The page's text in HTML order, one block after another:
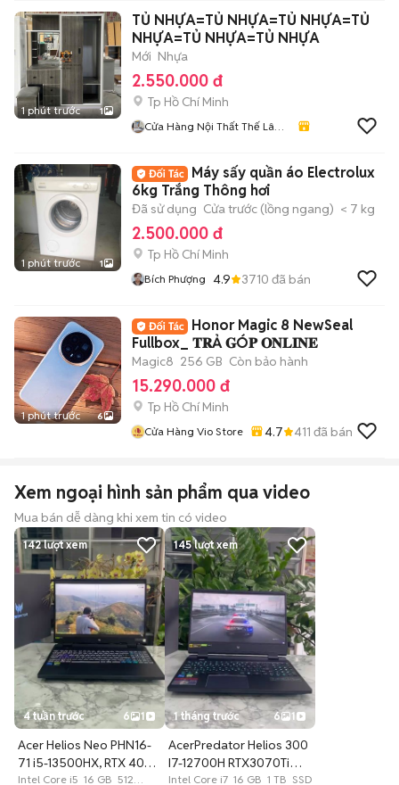
1 phút trước 1
TỦ NHỰA=TỦ NHỰA=TỦ NHỰA=TỦ
NHỰA=TỦ NHỰA=TỦ NHỰA
Mới Nhựa
2.550.000 đ
Tp Hồ Chí Minh
Cửa Hàng Nội Thất Thế Lâm
1 phút trước 1
Máy sấy quần áo Electrolux
6kg Trắng Thông hơi
Đã sử dụng Cửa trước (lồng ngang) < 7 kg
2.500.000 đ
Tp Hồ Chí Minh
Bích Phượng 4.9 3710 đã bán
1 phút trước 6
Honor Magic 8 NewSeal
Fullbox_ 𝐓𝐑Ả 𝐆Ó𝐏 𝐎𝐍𝐋𝐈𝐍𝐄
Magic8 256 GB Còn bảo hành
15.290.000 đ
Tp Hồ Chí Minh
Cửa Hàng Vio Store 4.7 411 đã bán
Xem ngoại hình sản phẩm qua video
Mua bán dễ dàng khi xem tin có video
142lượt xem
4 tuần trước 6 1
Acer Helios Neo PHN16-
71 i5-13500HX, RTX 4060
8GB
Intel Core i5 16 GB 512
145lượt xem
1 tháng trước 6 1
AcerPredator Helios 300
I7-12700H RTX3070Ti
/240Hz
Intel Core i7 16 GB 1 TB SSD